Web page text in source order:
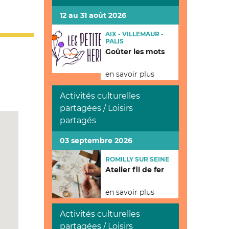
12 au 31 août 2026
AIX - VILLEMAUR -
PALIS
Goûter les mots
en savoir plus
Activités culturelles
partagées / Loisirs
partagés
03 septembre 2026
ROMILLY SUR SEINE
Atelier fil de fer
en savoir plus
Activités culturelles
partagées / Loisirs